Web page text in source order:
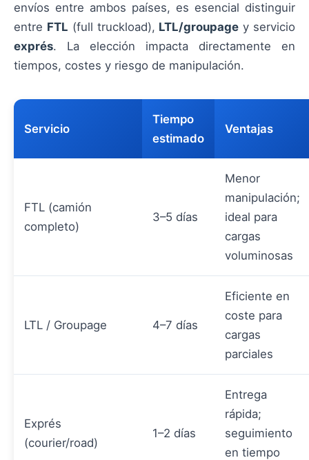
envíos entre ambos países, es esencial distinguir
entre FTL (full truckload), LTL/groupage y servicio
exprés. La elección impacta directamente en
tiempos, costes y riesgo de manipulación.
Servicio
Tiempo
estimado
Ventajas
FTL (camión
completo)
3–5 días
Menor
manipulación;
ideal para
cargas
voluminosas
LTL / Groupage 4–7 días
Eficiente en
coste para
cargas
parciales
Exprés
(courier/road)
1–2 días
Entrega
rápida;
seguimiento
en tiempo